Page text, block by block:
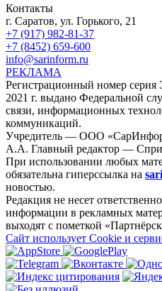
Контакты
г. Саратов, ул. Горького, 21
+7 (917) 982-81-37
+7 (8452) 659-600
info@sarinform.ru
РЕКЛАМА
Регистрационный номер
2021 г. выдано Федеральной
связи, информационных
коммуникаций.
Учредитель — ООО
А.А. Главный редактор —
При использовании любых
обязательна гиперссылка на
новостью.
Редакция не несет
информации в рекламных
выходят с пометкой
Сайт использует Cookie и